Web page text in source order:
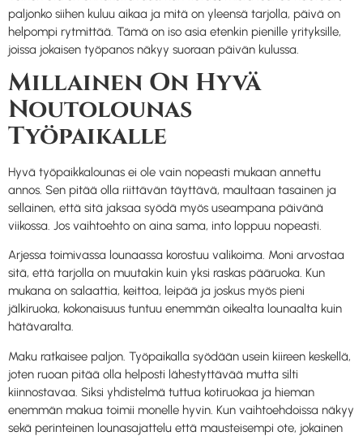
paljonko siihen kuluu aikaa ja mitä on yleensä tarjolla, päivä on
helpompi rytmittää. Tämä on iso asia etenkin pienille yrityksille,
joissa jokaisen työpanos näkyy suoraan päivän kulussa.
Millainen On Hyvä
Noutolounas
Työpaikalle
Hyvä työpaikkalounas ei ole vain nopeasti mukaan annettu
annos. Sen pitää olla riittävän täyttävä, maultaan tasainen ja
sellainen, että sitä jaksaa syödä myös useampana päivänä
viikossa. Jos vaihtoehto on aina sama, into loppuu nopeasti.
Arjessa toimivassa lounaassa korostuu valikoima. Moni arvostaa
sitä, että tarjolla on muutakin kuin yksi raskas pääruoka. Kun
mukana on salaattia, keittoa, leipää ja joskus myös pieni
jälkiruoka, kokonaisuus tuntuu enemmän oikealta lounaalta kuin
hätävaralta.
Maku ratkaisee paljon. Työpaikalla syödään usein kiireen keskellä,
joten ruoan pitää olla helposti lähestyttävää mutta silti
kiinnostavaa. Siksi yhdistelmä tuttua kotiruokaa ja hieman
enemmän makua toimii monelle hyvin. Kun vaihtoehdoissa näkyy
sekä perinteinen lounasajattelu että mausteisempi ote, jokainen